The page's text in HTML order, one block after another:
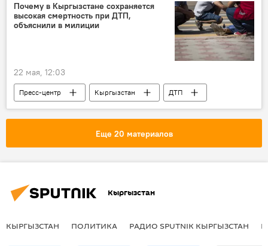
Почему в Кыргызстане сохраняется
высокая смертность при ДТП,
объяснили в милиции
22 мая, 12:03
Пресс-центр Кыргызстан
ДТП
смертность
МВД причина
Еще 20 материалов
Кыргызстан
КЫРГЫЗСТАН ПОЛИТИКА РАДИО SPUTNIK КЫРГЫЗСТАН